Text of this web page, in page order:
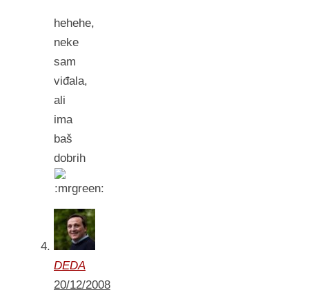
hehehe,
neke
sam
viđala,
ali
ima
baš
dobrih
DEDA
20/12/2008